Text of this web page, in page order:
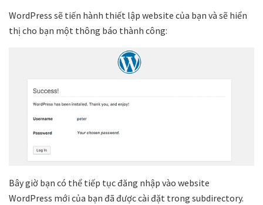
WordPress sẽ tiến hành thiết lập website của bạn và sẽ hiển
thị cho bạn một thông báo thành công:
Bây giờ bạn có thể tiếp tục đăng nhập vào website
WordPress mới của bạn đã được cài đặt trong subdirectory.